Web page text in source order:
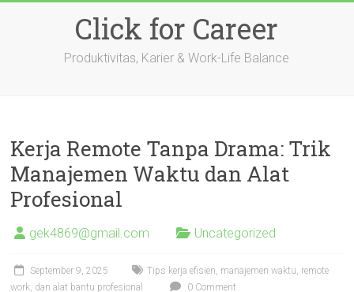
Click for Career
Produktivitas, Karier & Work-Life Balance
Kerja Remote Tanpa Drama: Trik
Manajemen Waktu dan Alat
Profesional
gek4869@gmail.com Uncategorized
September 9, 2025
Tips kerja efisien, manajemen waktu, remote
work, dan alat bantu profesional
0 Comment